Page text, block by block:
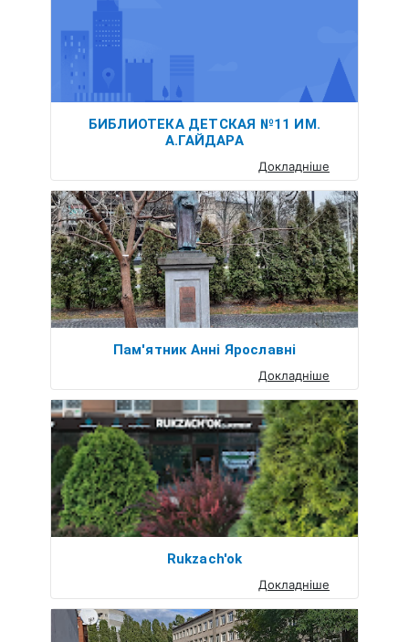
БИБЛИОТЕКА ДЕТСКАЯ №11 ИМ.
А.ГАЙДАРА
Докладніше
Пам'ятник Анні Ярославні
Докладніше
Rukzach'ok
Докладніше